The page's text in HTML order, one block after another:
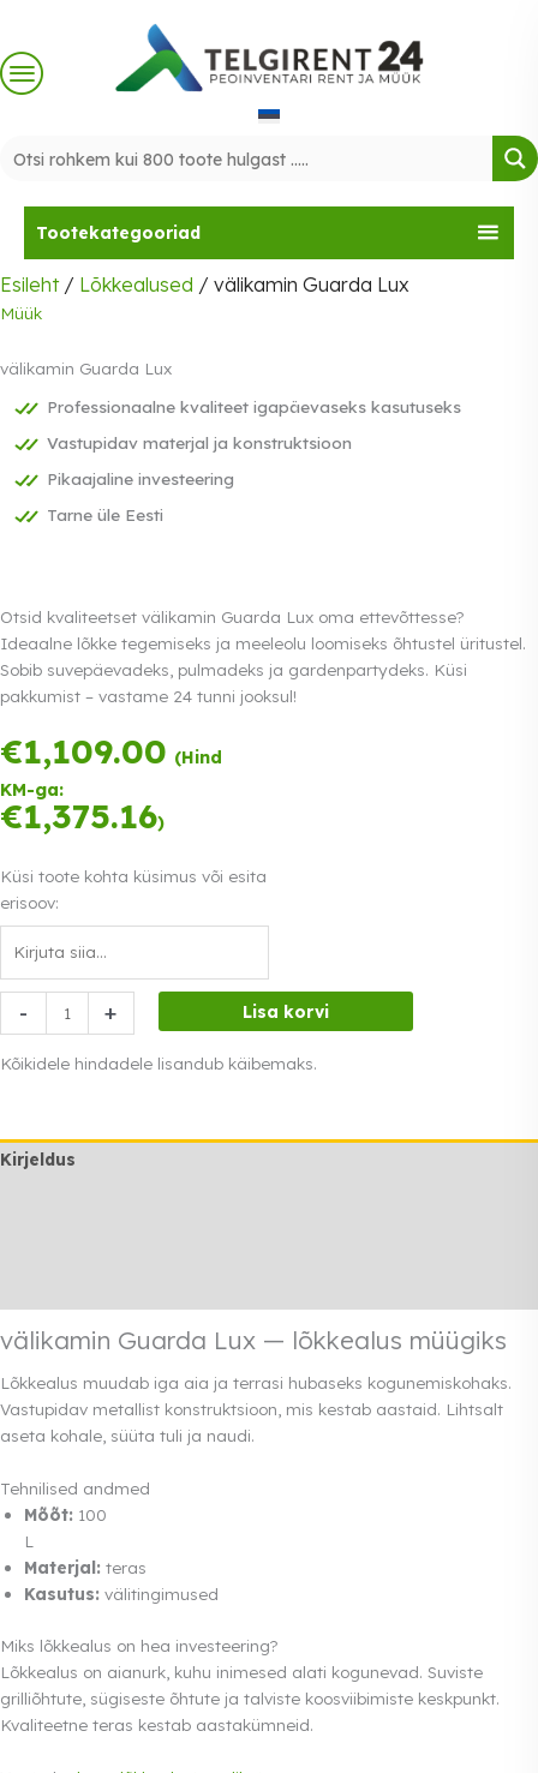
content
Tootekategooriad
Esileht/ Lõkkealused / välikamin Guarda Lux
Müük
välikamin Guarda Lux
Professionaalne kvaliteet igapäevaseks kasutuseks
Vastupidav materjal ja konstruktsioon
Pikaajaline investeering
Tarne üle Eesti
Otsid kvaliteetset välikamin Guarda Lux oma ettevõttesse?
Ideaalne lõkke tegemiseks ja meeleolu loomiseks õhtustel üritustel.
Sobib suvepäevadeks, pulmadeks ja gardenpartydeks. Küsi
pakkumist – vastame 24 tunni jooksul!
€1,109.00 (Hind
KM-ga:
€1,375.16)
Küsi toote kohta küsimus või esita
erisoov:
-
Guarda
Lux
+ Lisa korvi
Kõikidele hindadele lisandub käibemaks.
Kirjeldus
välikamin Guarda Lux — lõkkealus müügiks
Lõkkealus muudab iga aia ja terrasi hubaseks kogunemiskohaks.
Vastupidav metallist konstruktsioon, mis kestab aastaid. Lihtsalt
aseta kohale, süüta tuli ja naudi.
Tehnilised andmed
Mõõt: 100
L
Materjal: teras
Kasutus: välitingimused
Miks lõkkealus on hea investeering?
Lõkkealus on aianurk, kuhu inimesed alati kogunevad. Suviste
grilliõhtute, sügiseste õhtute ja talviste koosviibimiste keskpunkt.
Kvaliteetne teras kestab aastakümneid.